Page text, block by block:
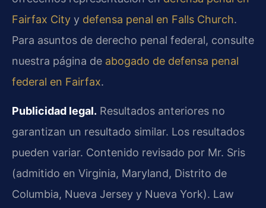
Fairfax City y defensa penal en Falls Church.
Para asuntos de derecho penal federal, consulte
nuestra página de abogado de defensa penal
federal en Fairfax.
Publicidad legal. Resultados anteriores no
garantizan un resultado similar. Los resultados
pueden variar. Contenido revisado por Mr. Sris
(admitido en Virginia, Maryland, Distrito de
Columbia, Nueva Jersey y Nueva York). Law